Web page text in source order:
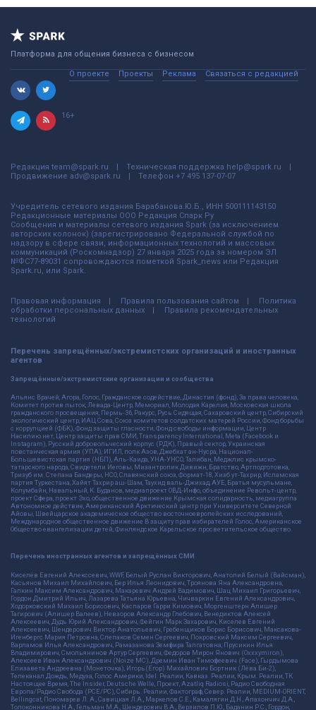
Платформа для общения бизнеса с бизнесом
О проекте Проекты Реклама Связаться с редакцией
16+
Редакция team@spark.ru Техническая поддержка help@spark.ru
Продвижение adv@spark.ru Телефон +7 495 137-07-07
Учредитель сетевого издания Барабанова.Ю.Б., ИНН 500111143150
Редакционные материалы ООО Редакция Спарк Ру
Сообщения и материалы сетевого издания Spark (за исключением
авторских колонок) (зарегистрировано Федеральной службой по
надзору в сфере связи, информационных технологий и массовых
коммуникаций (Роскомнадзор) 27 января 2025 года за номером ЭЛ
№ФС77-89031 сопровождаются пометкой Spark_news или Редакция
Spark.ru, или Spark.
Правовая информация Правила пользования сайтом
Политика
обработки персональных данных
Правила рекомендательных
технологий
Перечень запрещённых/экстремистских организаций и иностранных
агентов
Запрещённые/экстремистские организации и сообщества
Альянс Врачей, Агора, Голос, Гражданское содействие, Династия (фонд), За права человека,
Комитет против пыток, Левада-Центр, Мемориал, Молодая Карелия, Московская школа
гражданского просвещения, Пермь-36, Ракурс, Русь Сидящая, Сахаровский центр, Сибирский
экологический центр, ИАЦ Сова, Союз комитетов солдатских матерей России, Фонд борьбы
с коррупцией (ФБК), Фонд защиты гласности, Фонд свободы информации, Центр
Насилию.нет, Центр защиты прав СМИ, Transparency International, Meta (Facebook и
Instagram), Русский добровольческий корпус (РДК), Правый сектор, Украинская
повстанческая армия (УПА), ИГИЛ, полк Азов, Джебхат ан-Нусра, Национал-
Большевистская партия (НБП), Аль-Каида, УНА-УНСО, Талибан, Меджлис крымско-
татарского народа, Свидетели Иеговы, Мизантропик Дивижн, Братство, Артподготовка,
Тризуб им. Степана Бандеры, НСО, Славянский союз, Формат-18, Хизб ут-Тахрир, Исламская
партия Туркестана, Хайят Тахрир аш-Шам, Таухид валь-Джихад, АУЕ, Братья мусульмане,
Колумбайн, Навальный, К. Буданов, медиапроект ОВД-Инфо, объединение Револьт-центр,
проект Сфера, проект Эхо, общественное движение Крымская солидарность, медиагруппа
Автономное действие, Американский Арктический центр при Университете Северной
Айовы, Швейцарское академическое общество восточноевропейских исследований,
Международное общественное движение В защиту прав избирателей Голос, Американское
Общество евангелизации детей, Финляндское Карельское просветительское общество.
Перечень иностранных агентов и запрещённых СМИ
Киселёв Евгений Алекссевич, WWF, Белый Руслан Викторович, Анатолий Белый (Вайсман),
Касьянов Михаил Михайлович, Бер Илья Леонидович, Троянова Яна Александровна,
Галкин Максим Александрович, Макаревич Андрей Вадимович, Шац Михаил Григорьевич,
Гордон Дмитрий Ильич, Лазарева Татьяна Юрьевна, Чичваркин Евгений Александрович,
Ходорковский Михаил Борисович, Каспаров Гарри Кимович, Моргенштерн Алишер
Тагирович (Алишер Валеев), Невзоров Александр Глебович, Венедиктов Алексей
Алексеевич, Дудь Юрий Александрович, Фейгин Марк Захарович, Киселев Евгений
Алексеевич, Шендерович Виктор Анатольевич, Гребенщиков Борис Борисович, Максакова-
Игенбергс Мария Петровна, Слепаков Семен Сергеевич, Покровский Максим Сергеевич,
Варламов Илья Александрович, Рамазанова Земфира Талгатовна, Прусикин Илья
Владимирович, Смольянинов Артур Сергеевич, Федоров Мирон Янович (Oxxxymiron),
Алексеев Иван Александрович (Noize MC), Дремин Иван Тимофеевич (Face), Гырдымова
Елизавета Андреевна (Монеточка), Игорь(Егор) Михайлович Бортник (Лёва Би-2),
Телеканал Дождь, Медуза, Голос Америки, Idel. Реалии, Кавказ. Реалии, Крым. Реалии, ТК
Настоящее Время, The Insider, Deutsche Welle, Проект, Azatliq Radiosi, Радио Свободная
Европа/Радио Свобода (PCE/PC), Сибирь. Реалии, Фактограф, Север. Реалии, MEDIUM-ORIENT,
Bellingcat, Пономарев Л. А., Савицкая Л.А., Маркелов С.Е., Камалягин Д.Н., Апахончич Д.А.,
Толоконникова Н.А., Гельман М.А., Шендерович В.А., Верзилов П.Ю., Баданин Р.С., Гордон,